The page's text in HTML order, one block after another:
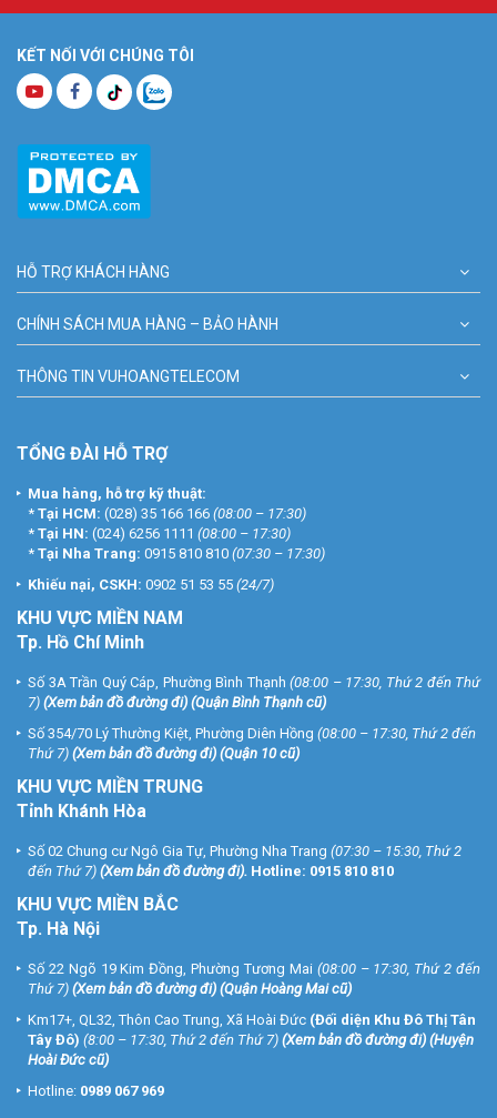
KẾT NỐI VỚI CHÚNG TÔI
HỖ TRỢ KHÁCH HÀNG
CHÍNH SÁCH MUA HÀNG – BẢO HÀNH
THÔNG TIN VUHOANGTELECOM
TỔNG ĐÀI HỖ TRỢ
Mua hàng, hỗ trợ kỹ thuật:
* Tại HCM: (028) 35 166 166 (08:00 – 17:30)
* Tại HN: (024) 6256 1111 (08:00 – 17:30)
* Tại Nha Trang: 0915 810 810 (07:30 – 17:30)
Khiếu nại, CSKH: 0902 51 53 55 (24/7)
KHU VỰC MIỀN NAM
Tp. Hồ Chí Minh
Số 3A Trần Quý Cáp, Phường Bình Thạnh (08:00 – 17:30, Thứ 2 đến Thứ
7) (Xem bản đồ đường đi) (Quận Bình Thạnh cũ)
Số 354/70 Lý Thường Kiệt, Phường Diên Hồng (08:00 – 17:30, Thứ 2 đến
Thứ 7) (Xem bản đồ đường đi) (Quận 10 cũ)
KHU VỰC MIỀN TRUNG
Tỉnh Khánh Hòa
Số 02 Chung cư Ngô Gia Tự, Phường Nha Trang (07:30 – 15:30, Thứ 2
đến Thứ 7) (Xem bản đồ đường đi). Hotline: 0915 810 810
KHU VỰC MIỀN BẮC
Tp. Hà Nội
Số 22 Ngõ 19 Kim Đồng, Phường Tương Mai (08:00 – 17:30, Thứ 2 đến
Thứ 7) (Xem bản đồ đường đi) (Quận Hoàng Mai cũ)
Km17+, QL32, Thôn Cao Trung, Xã Hoài Đức (Đối diện Khu Đô Thị Tân
Tây Đô) (8:00 – 17:30, Thứ 2 đến Thứ 7) (Xem bản đồ đường đi) (Huyện
Hoài Đức cũ)
Hotline: 0989 067 969